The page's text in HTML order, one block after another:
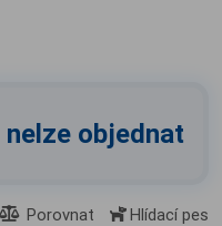
nelze objednat
Porovnat Hlídací pes